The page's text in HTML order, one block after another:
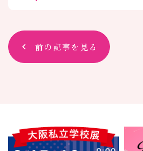
前の記事を見る